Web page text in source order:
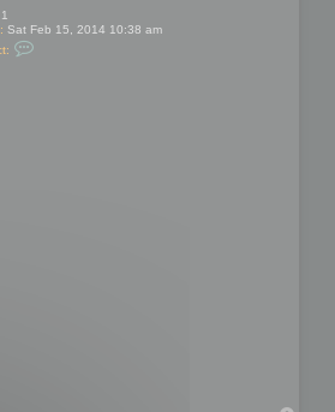
1
Sat Feb 15, 2014 10:38 am